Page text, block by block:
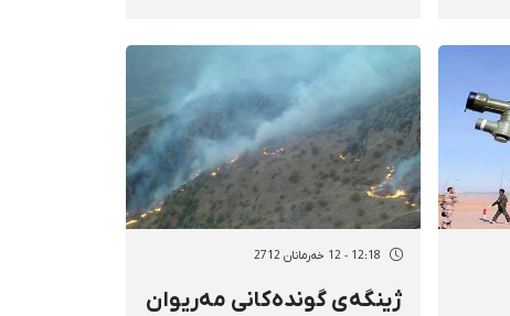
12:18 - 12 خەرمانان 2712
ژینگەی گوندەكانی مەریوان